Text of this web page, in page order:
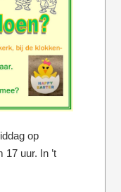
op
uur. In ’t